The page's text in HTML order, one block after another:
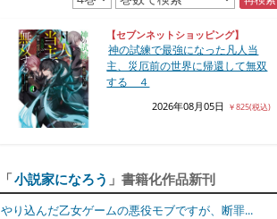
【セブンネットショッピング】
神の試練で最強になった凡人当
主、災厄前の世界に帰還して無双
する ４
2026年08月05日 ￥825(税込)
「小説家になろう 」書籍化作品新刊
やり込んだ乙女ゲームの悪役モブですが、断罪...